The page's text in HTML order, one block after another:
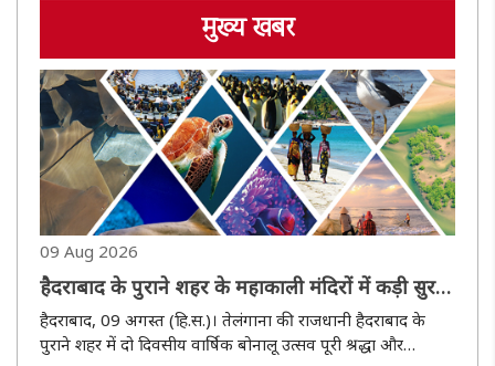
मुख्य खबर
09 Aug 2026
हैदराबाद के पुराने शहर के महाकाली मंदिरों में कड़ी सुरक्षा
के बीच बोनालू उत्सव शुरू
हैदराबाद, 09 अगस्त (हि.स.)। तेलंगाना की राजधानी हैदराबाद के
पुराने शहर में दो दिवसीय वार्षिक बोनालू उत्सव पूरी श्रद्धा और